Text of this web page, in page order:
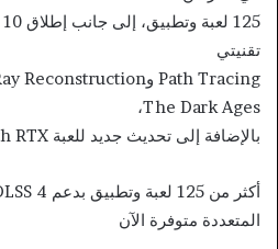
تقنيتي
The Dark Ages،
بالإضافة إلى تحديث جديد للعبة Portal with RTX.
المتعددة متوفرة الآن